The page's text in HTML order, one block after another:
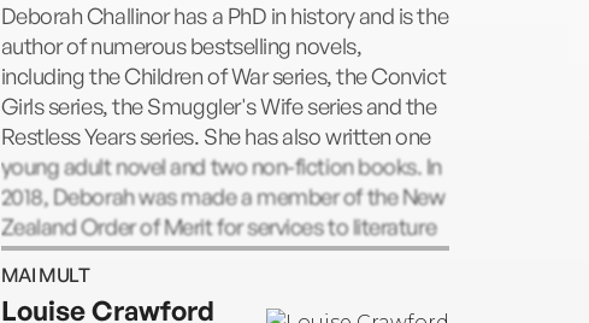
Deborah Challinor has a PhD in history and is the
author of numerous bestselling novels,
including the Children of War series, the Convict
Girls series, the Smuggler's Wife series and the
Restless Years series. She has also written one
young adult novel and two non-fiction books. In
2018, Deborah was made a member of the New
Zealand Order of Merit for services to literature
and historical research. She lives in New Zealand
with her husband.
MAI MULT
Louise Crawford